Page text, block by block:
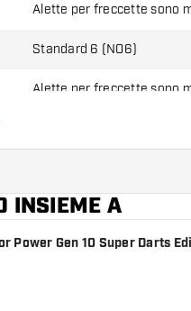
Alette per freccette sono
Standard 6 (NO6)
Alette per freccette sono
INSIEME A